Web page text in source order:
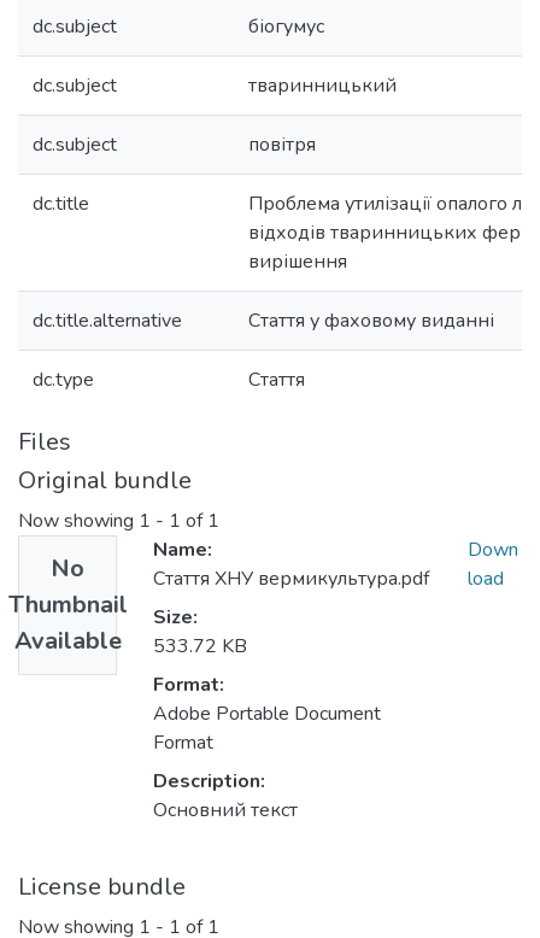
dc.subject біогумус
dc.subject тваринницький
dc.subject повітря
dc.title
Проблема утилізації опалого
відходів тваринницьких ферм
вирішення
dc.title.alternative Стаття у фаховому виданні
dc.type Стаття
Files
Original bundle
Now showing 1 - 1 of 1
No
Thumbnail
Available
Name:
Стаття ХНУ вермикультура.pdf
Size:
533.72 KB
Format:
Adobe Portable Document
Format
Description:
Основний текст
Down
load
License bundle
Now showing 1 - 1 of 1